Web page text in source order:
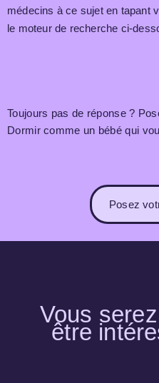
médecins à ce sujet en tapant
le moteur de recherche ci-
Toujours pas de réponse ?
Dormir comme un bébé qui
Posez
Vous
être